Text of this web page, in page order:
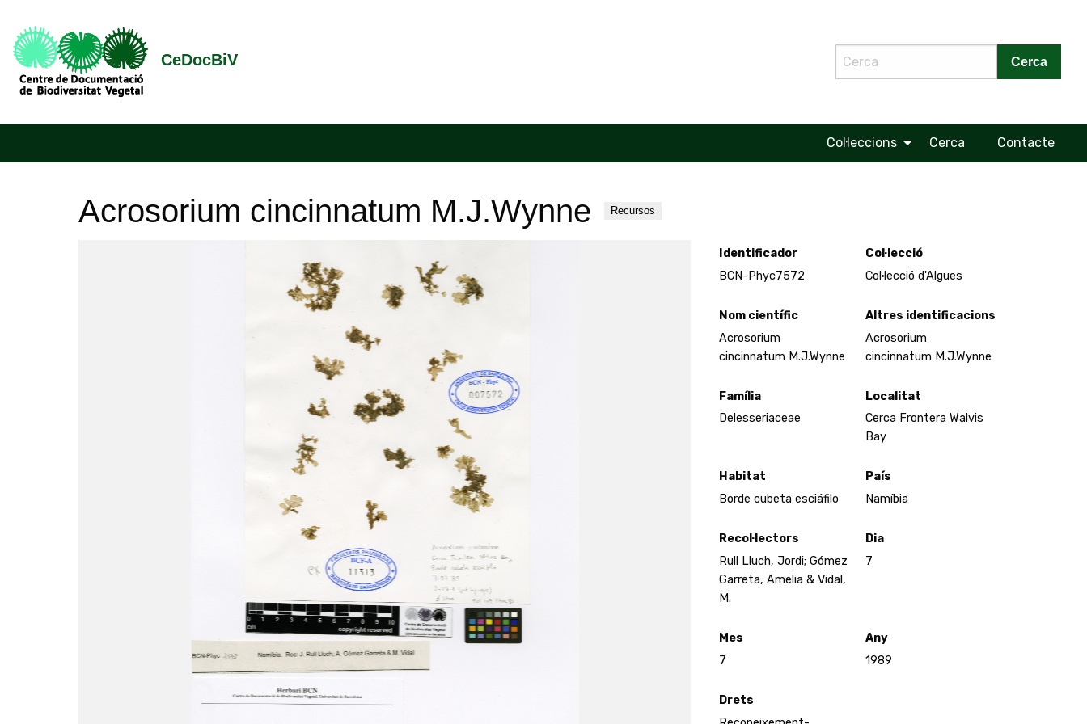
CeDocBiV Cerca
Col·leccions Cerca Contacte
Acrosorium cincinnatum M.J.Wynne Recursos
Identificador
BCN-Phyc7572
Col·lecció
Col·lecció d'Algues
Nom científic
Acrosorium
cincinnatum M.J.Wynne
Altres identificacions
Acrosorium
cincinnatum M.J.Wynne
Família
Delesseriaceae
Localitat
Cerca Frontera Walvis
Bay
Habitat
Borde cubeta esciáfilo
País
Namíbia
Recol·lectors
Rull Lluch, Jordi; Gómez
Garreta, Amelia & Vidal,
M.
Dia
7
Mes
7
Any
1989
Drets